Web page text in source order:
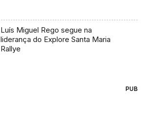
Luís Miguel Rego segue na
liderança do Explore Santa Maria
Rallye
PUB